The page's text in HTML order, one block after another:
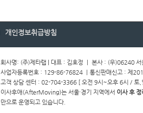
개인정보취급방침
회사명: (주)제타랩 | 대표 : 김호정 ㅣ 본사 : (우)06240
사업자등록번호 : 129-86-76824 ㅣ통신판매신고 : 제
고객 상담 센터 : 02-704-3366 [ 오전 9시~오후 6시 /
이사후애(AfterMoving)는 서울·경기 지역에서 이사 후
만으로 운영되고 있습니다.